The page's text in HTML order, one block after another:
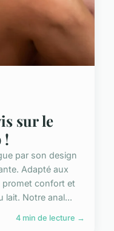
sur le
!
par son design
Adapté aux
promet confort et
lait. Notre anal...
4 min de lecture →